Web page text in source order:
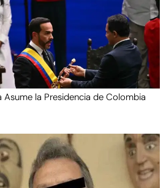
Asume la Presidencia de Colombia